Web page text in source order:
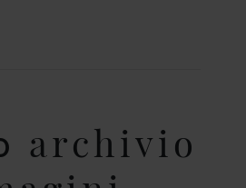
archivio